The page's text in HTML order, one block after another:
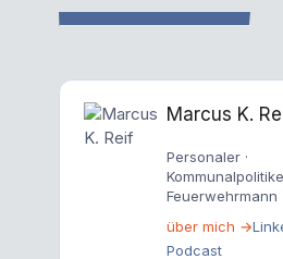
Marcus K.
Personaler ·
Feuerwehrmann
über mich →
Podcast